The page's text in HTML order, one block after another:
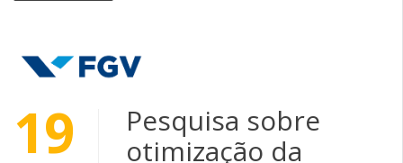
19
Pesquisa sobre
otimização da